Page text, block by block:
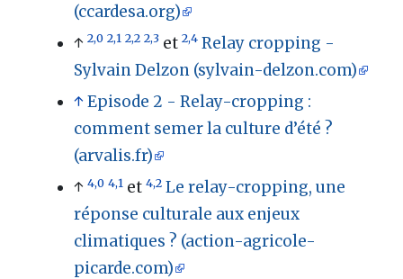
(ccardesa.org)
↑2,0 2,1 2,2 2,3 et2,4 Relay cropping -
Sylvain Delzon (sylvain-delzon.com)
↑Episode 2 - Relay-cropping :
comment semer la culture d’été ?
(arvalis.fr)
↑4,0 4,1 et4,2 Le relay-cropping, une
réponse culturale aux enjeux
climatiques ? (action-agricole-
picarde.com)